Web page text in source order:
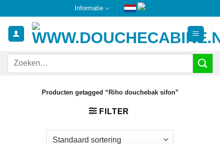
naar
inhoud
Informatie
Zoeken
Producten getagged “Riho douchebak sifon”
FILTER